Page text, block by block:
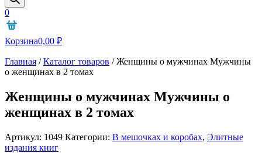
0
Корзина0,00 ₽
Главная /Каталог товаров /Женщины о мужчинах Мужчины
о женщинах в 2 томах
Женщины о мужчинах Мужчины о
женщинах в 2 томах
Артикул: 1049 Категории: В мешочках и коробах, Элитные
издания книг